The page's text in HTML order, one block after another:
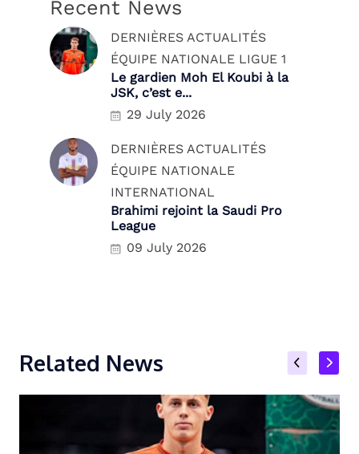
Recent News
DERNIÈRES ACTUALITÉS
ÉQUIPE NATIONALE LIGUE 1
Le gardien Moh El Koubi à la
JSK, c’est e...
29 July 2026
DERNIÈRES ACTUALITÉS
ÉQUIPE NATIONALE
INTERNATIONAL
Brahimi rejoint la Saudi Pro
League
09 July 2026
Related News